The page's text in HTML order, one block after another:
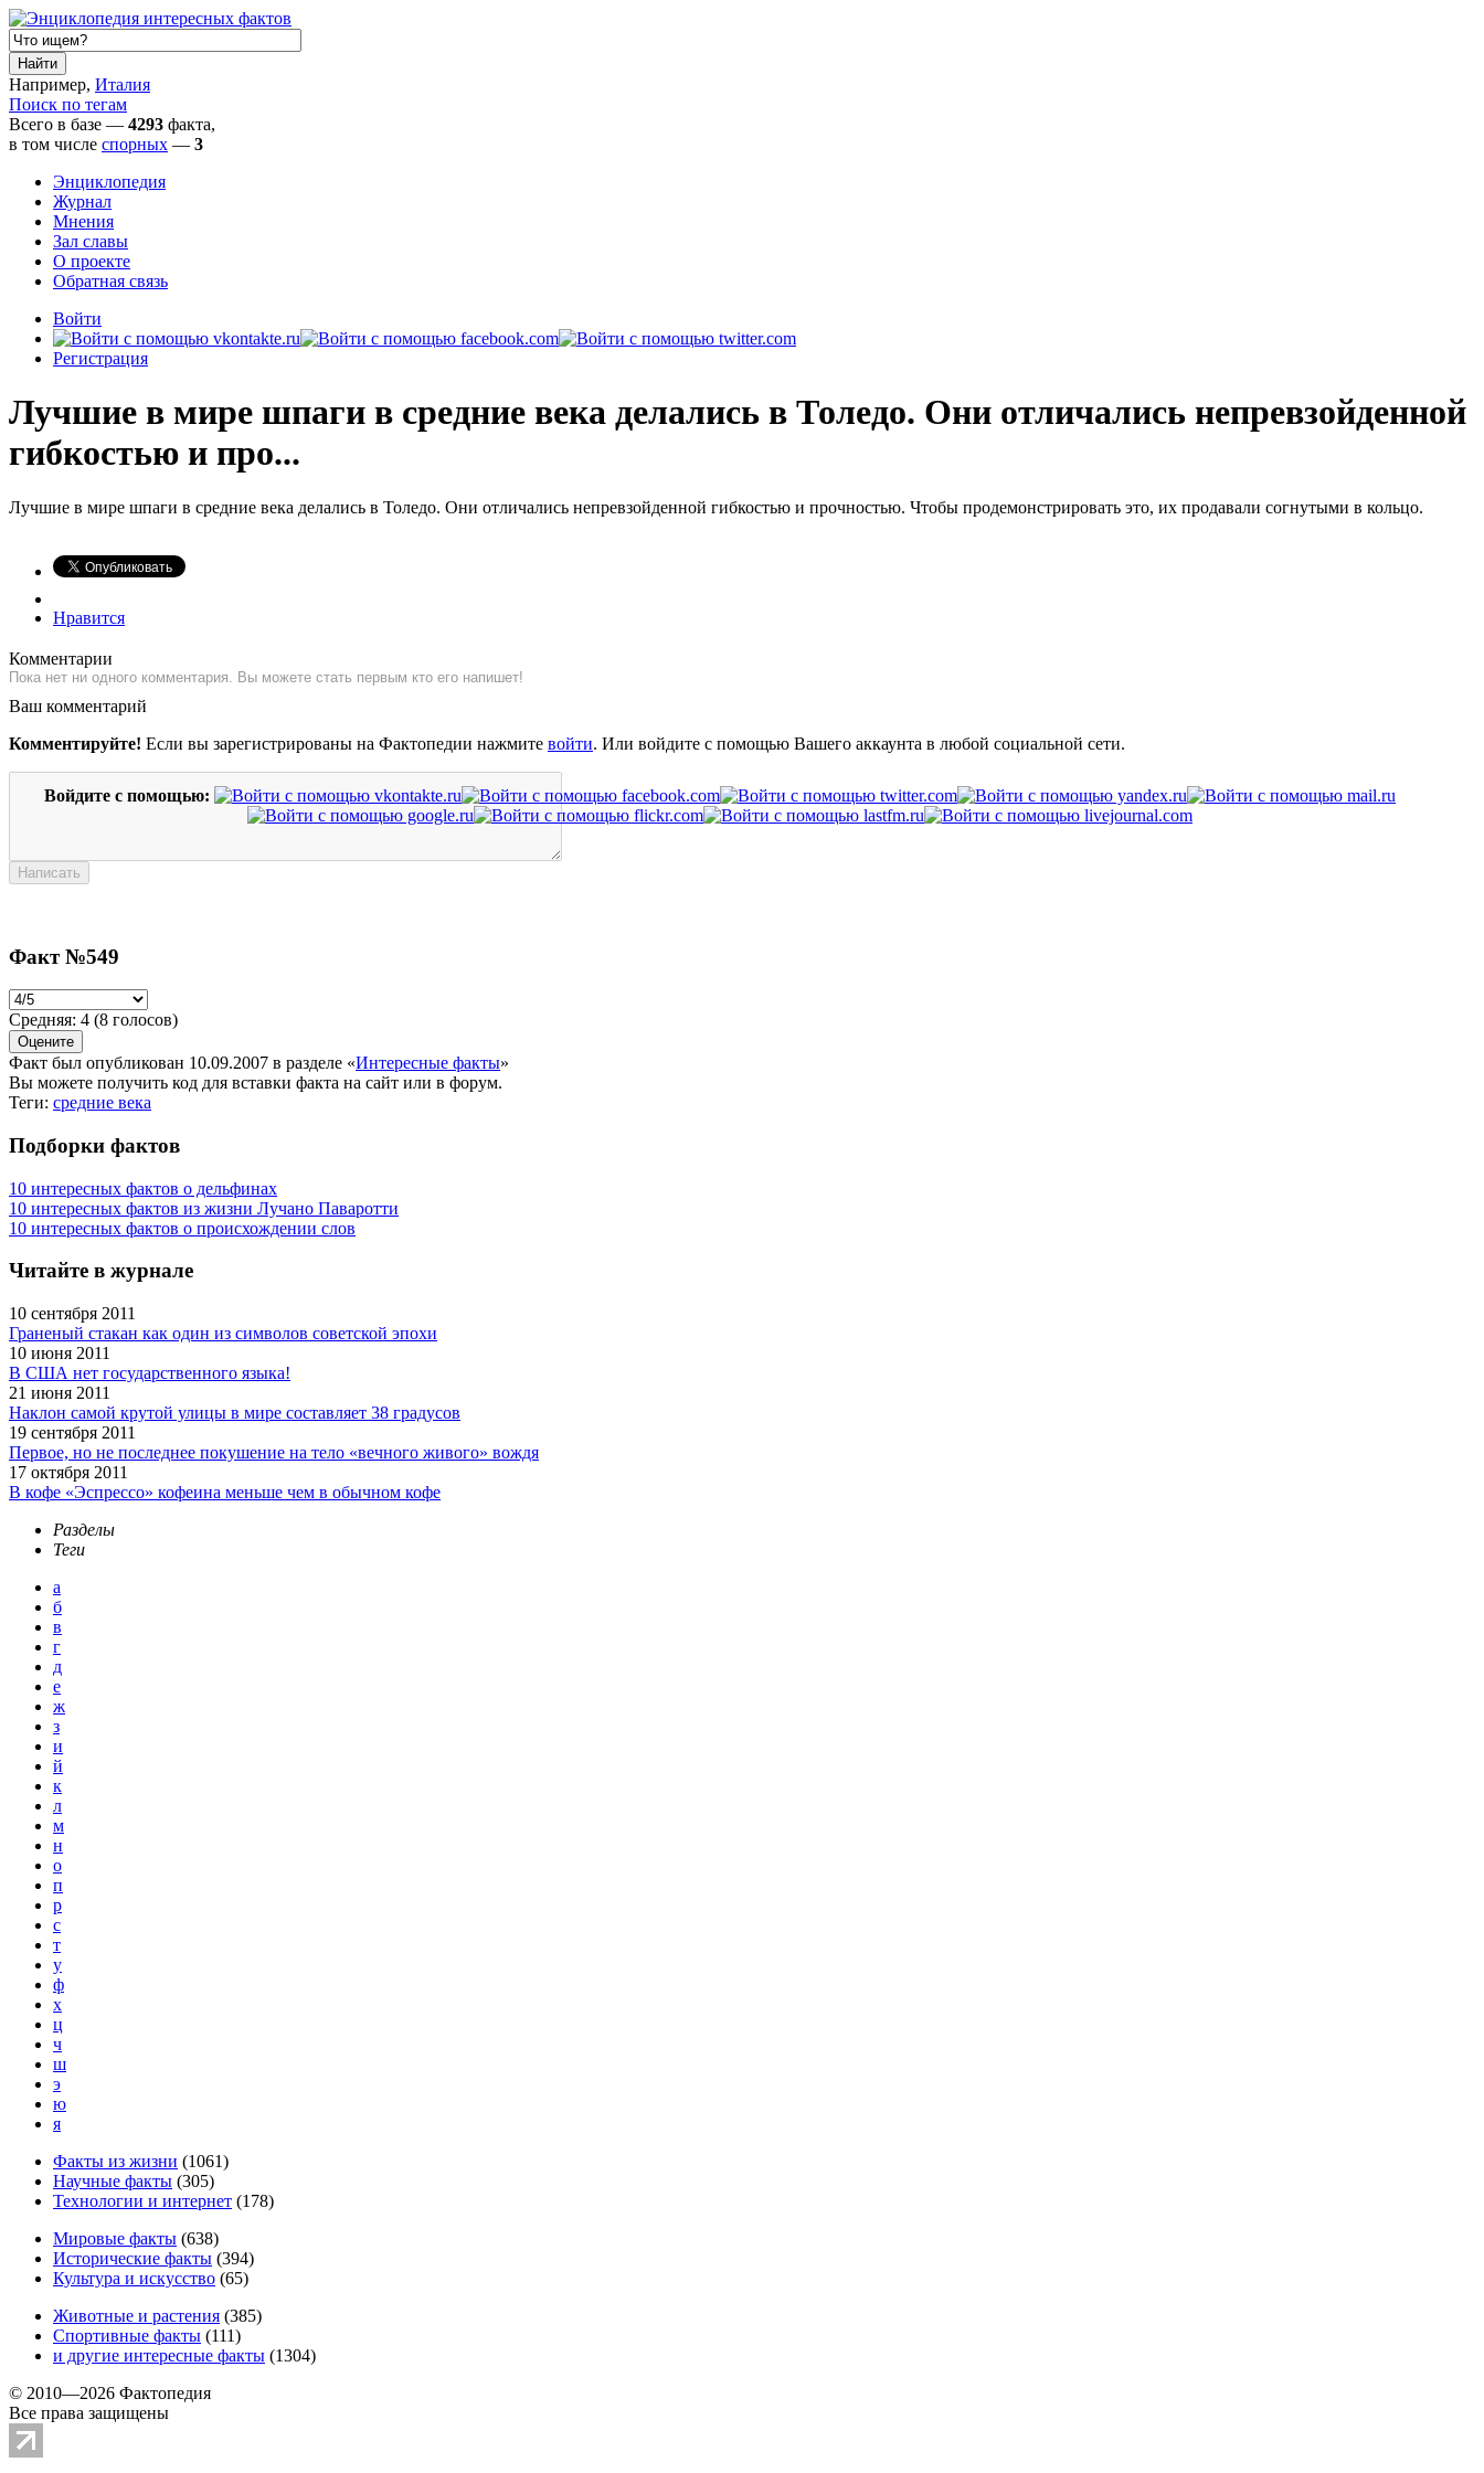
Например, Италия
Поиск по тегам
Всего в базе — 4293 факта,
в том числе спорных — 3
Энциклопедия
Журнал
Мнения
Зал славы
О проекте
Обратная связь
Войти
Регистрация
Лучшие в мире шпаги в средние века делались в Толедо. Они отличались непревзойденной
гибкостью и про...
Лучшие в мире шпаги в средние века делались в Толедо. Они отличались непревзойденной гибкостью и прочностью. Чтобы продемонстрировать это, их продавали согнутыми в кольцо.
Нравится
Комментарии
Пока нет ни одного комментария. Вы можете стать первым кто его напишет!
Ваш комментарий
Комментируйте! Если вы зарегистрированы на Фактопедии нажмите войти. Или войдите с помощью Вашего аккаунта в любой социальной сети.
Войдите с помощью:
Факт №549
Средняя: 4 (8 голосов)
Факт был опубликован 10.09.2007 в разделе «Интересные факты»
Вы можете получить код для вставки факта на сайт или в форум.
Теги: средние века
Подборки фактов
10 интересных фактов о дельфинах
10 интересных фактов из жизни Лучано Паваротти
10 интересных фактов о происхождении слов
Читайте в журнале
10 сентября 2011
Граненый стакан как один из символов советской эпохи
10 июня 2011
В США нет государственного языка!
21 июня 2011
Наклон самой крутой улицы в мире составляет 38 градусов
19 сентября 2011
Первое, но не последнее покушение на тело «вечного живого» вождя
17 октября 2011
В кофе «Эспрессо» кофеина меньше чем в обычном кофе
Разделы
Теги
а
б
в
г
д
е
ж
з
и
й
к
л
м
н
о
п
р
с
т
у
ф
х
ц
ч
ш
э
ю
я
Факты из жизни (1061)
Научные факты (305)
Технологии и интернет (178)
Мировые факты (638)
Исторические факты (394)
Культура и искусство (65)
Животные и растения (385)
Спортивные факты (111)
и другие интересные факты (1304)
© 2010—2026 Фактопедия
Все права защищены